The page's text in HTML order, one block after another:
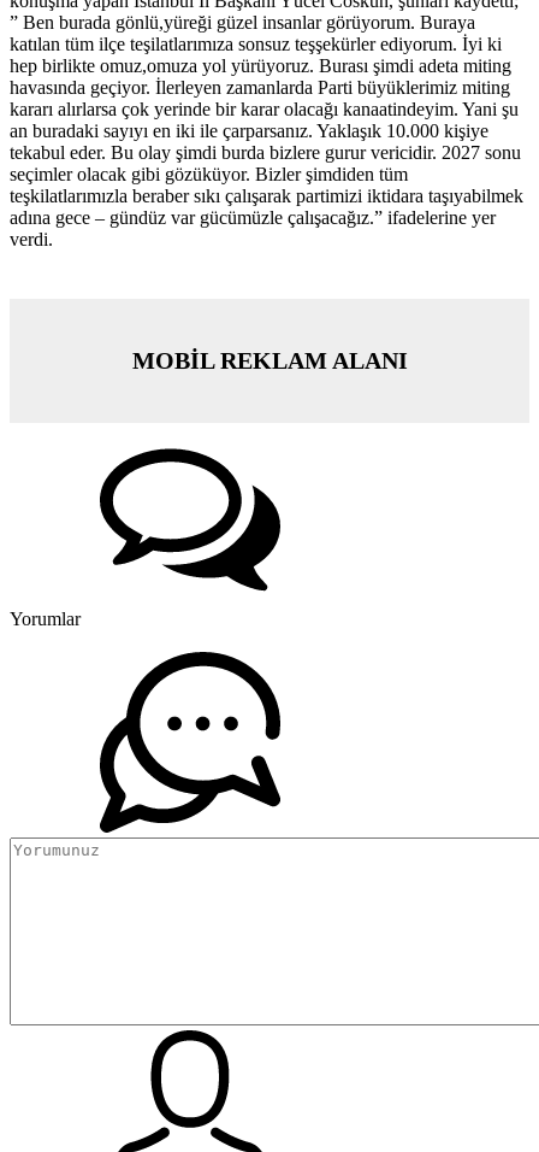
” Ben burada gönlü,yüreği güzel insanlar görüyorum. Buraya
katılan tüm ilçe teşilatlarımıza sonsuz teşşekürler ediyorum. İyi ki
hep birlikte omuz,omuza yol yürüyoruz. Burası şimdi adeta miting
havasında geçiyor. İlerleyen zamanlarda Parti büyüklerimiz miting
kararı alırlarsa çok yerinde bir karar olacağı kanaatindeyim. Yani şu
an buradaki sayıyı en iki ile çarparsanız. Yaklaşık 10.000 kişiye
tekabul eder. Bu olay şimdi burda bizlere gurur vericidir. 2027 sonu
seçimler olacak gibi gözüküyor. Bizler şimdiden tüm
teşkilatlarımızla beraber sıkı çalışarak partimizi iktidara taşıyabilmek
adına gece – gündüz var gücümüzle çalışacağız.” ifadelerine yer
verdi.
MOBİL REKLAM ALANI
Yorumlar